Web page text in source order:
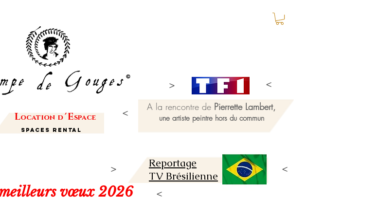
Location d'Espace
Spaces Rental
A la rencontre de Pierrette Lambert,
une artiste peintre hors du commun
Reportage
TV Brésilienne
vœux 2026